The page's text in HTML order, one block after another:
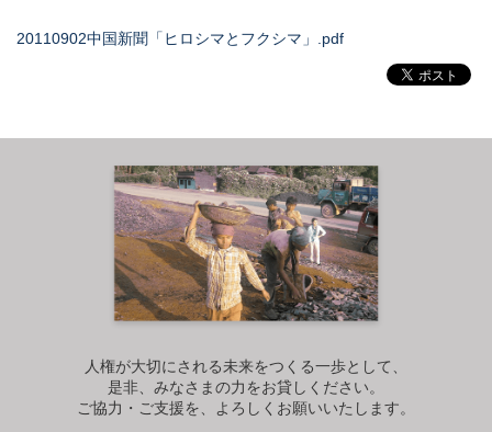
20110902中国新聞「ヒロシマとフクシマ」.pdf
人権が大切にされる未来をつくる一歩として、
是非、みなさまの力をお貸しください。
ご協力・ご支援を、よろしくお願いいたします。